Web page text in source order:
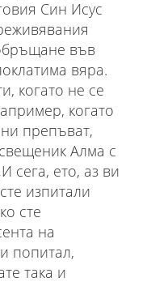
Син Исус
във
вяра.
когато не се
когато
препъват,
Алма с
сега, ето, аз ви
изпитали
сте
на
попитал,
така и